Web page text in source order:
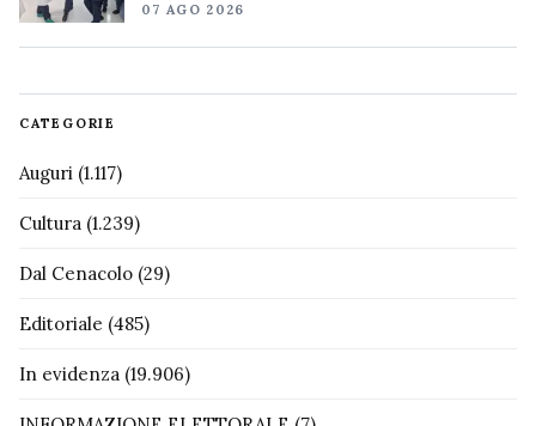
07 AGO 2026
CATEGORIE
Auguri (1.117)
Cultura (1.239)
Dal Cenacolo (29)
Editoriale (485)
In evidenza (19.906)